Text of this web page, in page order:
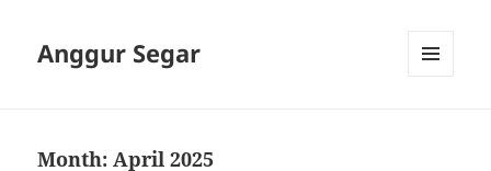
Anggur Segar
Month:April 2025